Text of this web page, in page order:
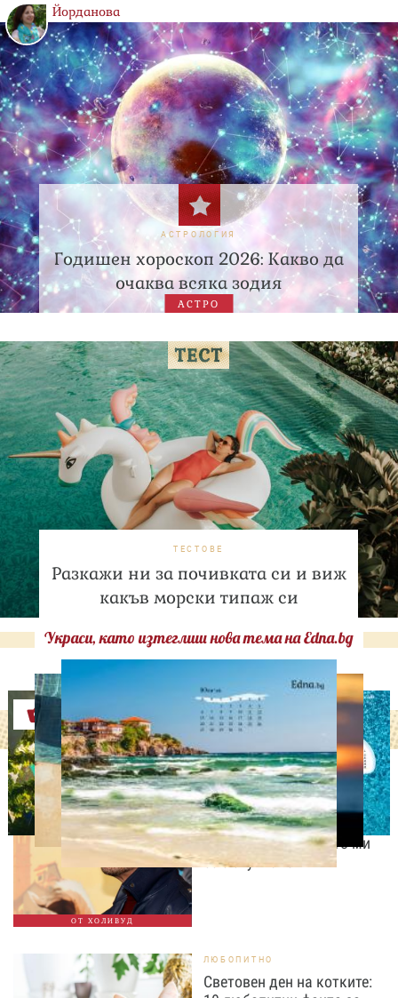
Йорданова
АСТРОЛОГИЯ
Годишен хороскоп 2026: Какво да
очаква всяка зодия
АСТРО
ТЕСТОВЕ
Разкажи ни за почивката си и виж
какъв морски типаж си
Украси, като изтеглиш нова тема на Edna.bg
Оферти
ОТ ХОЛИВУД
ИЗВЕСТНИ
Антонио Бандерас:
Инфарктът беше най-
хубавото нещо, което ми
се е случвало
ЛЮБОПИТНО
Световен ден на котките: